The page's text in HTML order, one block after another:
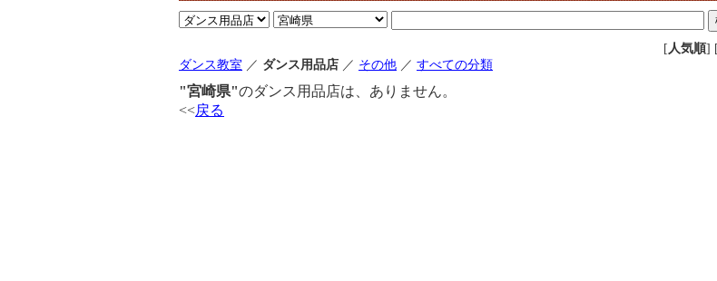
[ 人気順] [
ダンス教室 ／ ダンス用品店 ／ その他 ／ すべての分類
"宮崎県"のダンス用品店は、ありません。
<<戻る